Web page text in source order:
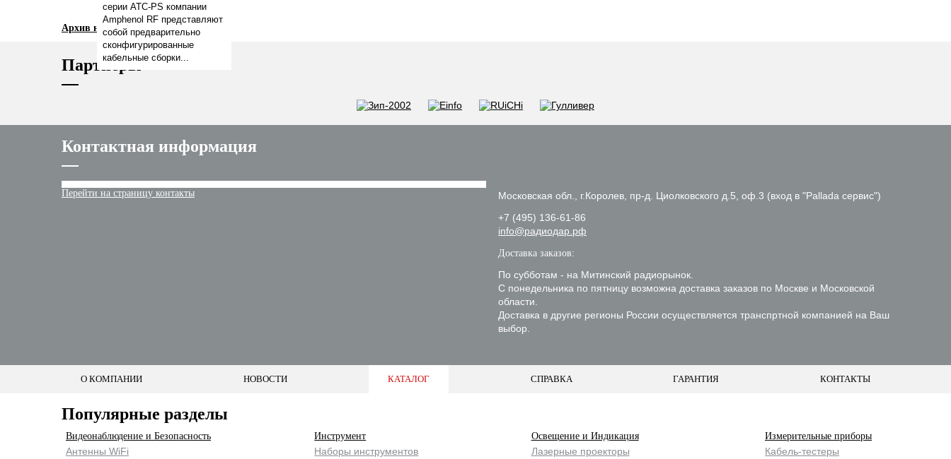
серии ATC-PS компании
Amphenol RF представляют
собой предварительно
сконфигурированные
кабельные сборки...
Архив новостей
Партнеры
Контактная информация
Перейти на страницу контакты
Московская обл., г.Королев, пр-д. Циолковского д.5, оф.3 (вход в "Pallada сервис")
+7 (495) 136-61-86
info@радиодар.рф
Доставка заказов:
По субботам - на Митинский радиорынок.
С понедельника по пятницу возможна доставка заказов по Москве и Московской
области.
Доставка в другие регионы России осуществляется транспртной компанией на Ваш
выбор.
О КОМПАНИИ НОВОСТИ КАТАЛОГ СПРАВКА ГАРАНТИЯ КОНТАКТЫ
Популярные разделы
Видеонаблюдение и Безопасность
Антенны WiFi
Инструмент
Наборы инструментов
Освещение и Индикация
Лазерные проекторы
Измерительные приборы
Кабель-тестеры